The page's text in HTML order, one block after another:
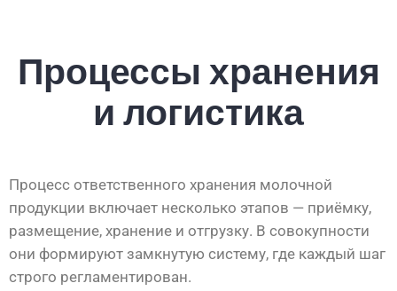
Процессы хранения
и логистика
Процесс ответственного хранения молочной
продукции включает несколько этапов — приёмку,
размещение, хранение и отгрузку. В совокупности
они формируют замкнутую систему, где каждый шаг
строго регламентирован.